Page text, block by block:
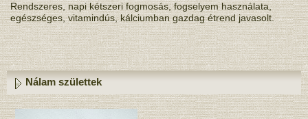
Rendszeres, napi kétszeri fogmosás, fogselyem használata,
egészséges, vitamindús, kálciumban gazdag étrend javasolt.
Nálam születtek